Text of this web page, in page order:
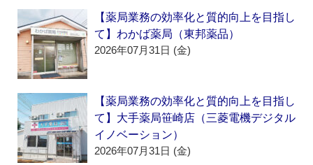
【薬局業務の効率化と質的向上を目指し
て】わかば薬局（東邦薬品）
2026年07月31日 (金)
【薬局業務の効率化と質的向上を目指し
て】大手薬局笹崎店（三菱電機デジタル
イノベーション）
2026年07月31日 (金)